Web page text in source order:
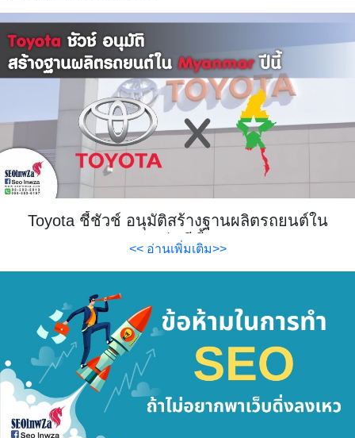
Toyota ชี้ชัวช์ อนุมัติสร้างฐานผลิตรถยนต์ใน
พม่า ปีนี้
<< อ่านเพิ่มเติม>>